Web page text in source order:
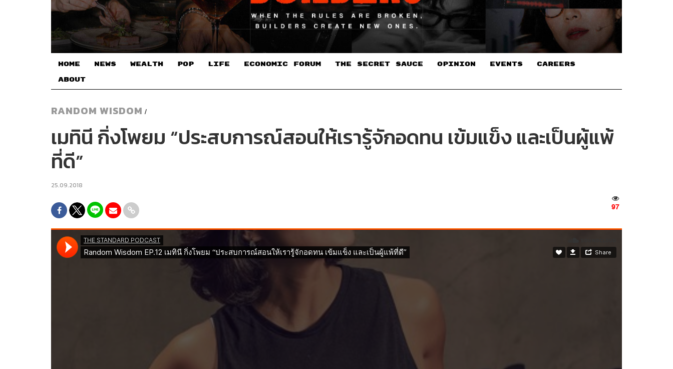
HOME NEWS WEALTH POP LIFE ECONOMIC FORUM THE SECRET SAUCE​ OPINION EVENTS CAREERS
ABOUT
RANDOM WISDOM /
เมทินี กิ่งโพยม “ประสบการณ์สอนให้เรารู้จักอดทน เข้มแข็ง และเป็นผู้แพ้
ที่ดี”
25.09.2018
97